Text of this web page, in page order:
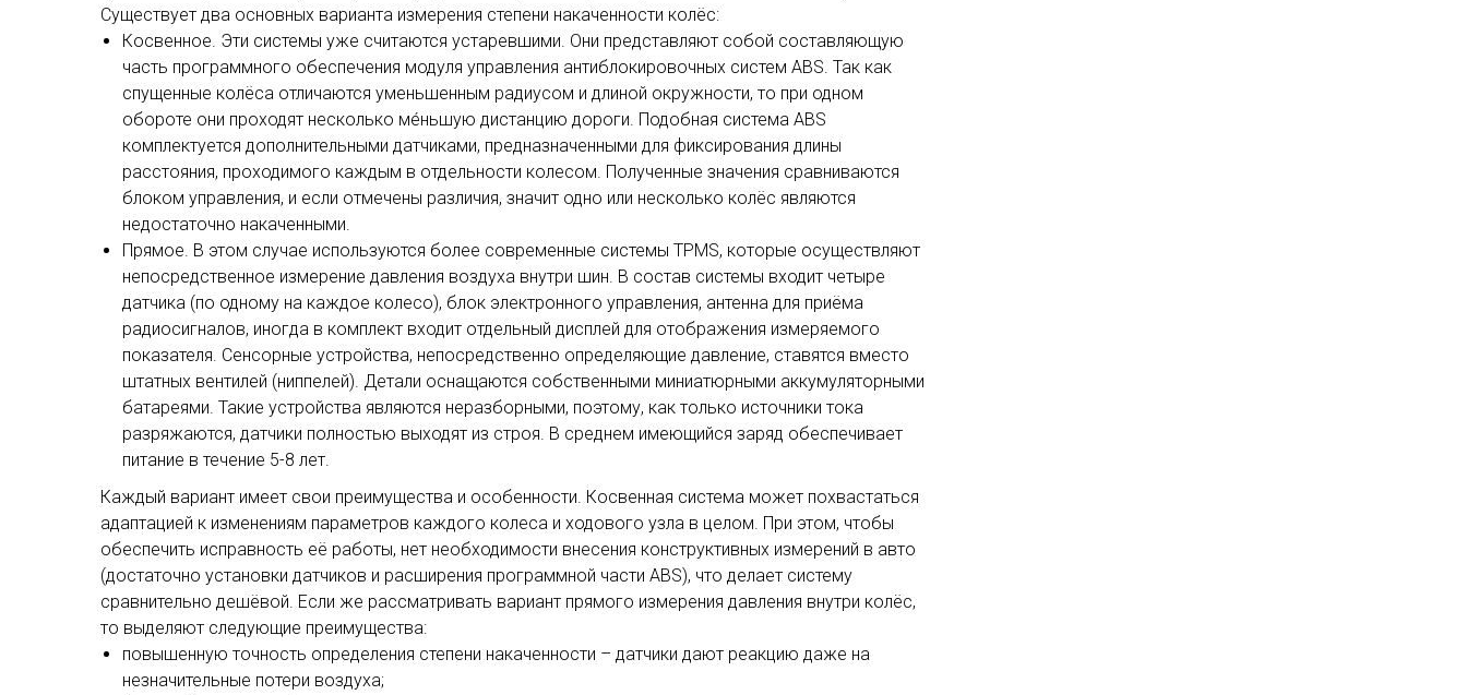
Существует два основных варианта измерения степени накаченности колёс:
Косвенное. Эти системы уже считаются устаревшими. Они представляют собой составляющую
часть программного обеспечения модуля управления антиблокировочных систем ABS. Так как
спущенные колёса отличаются уменьшенным радиусом и длиной окружности, то при одном
обороте они проходят несколько ме́ньшую дистанцию дороги. Подобная система ABS
комплектуется дополнительными датчиками, предназначенными для фиксирования длины
расстояния, проходимого каждым в отдельности колесом. Полученные значения сравниваются
блоком управления, и если отмечены различия, значит одно или несколько колёс являются
недостаточно накаченными.
Прямое. В этом случае используются более современные системы TPMS, которые осуществляют
непосредственное измерение давления воздуха внутри шин. В состав системы входит четыре
датчика (по одному на каждое колесо), блок электронного управления, антенна для приёма
радиосигналов, иногда в комплект входит отдельный дисплей для отображения измеряемого
показателя. Сенсорные устройства, непосредственно определяющие давление, ставятся вместо
штатных вентилей (ниппелей). Детали оснащаются собственными миниатюрными аккумуляторными
батареями. Такие устройства являются неразборными, поэтому, как только источники тока
разряжаются, датчики полностью выходят из строя. В среднем имеющийся заряд обеспечивает
питание в течение 5-8 лет.
Каждый вариант имеет свои преимущества и особенности. Косвенная система может похвастаться
адаптацией к изменениям параметров каждого колеса и ходового узла в целом. При этом, чтобы
обеспечить исправность её работы, нет необходимости внесения конструктивных измерений в авто
(достаточно установки датчиков и расширения программной части ABS), что делает систему
сравнительно дешёвой. Если же рассматривать вариант прямого измерения давления внутри колёс,
то выделяют следующие преимущества:
повышенную точность определения степени накаченности – датчики дают реакцию даже на
незначительные потери воздуха;